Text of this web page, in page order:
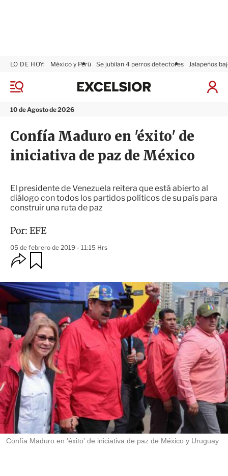
M
n
10 de Agosto de 2026
LO DE HOY: México y Perú Se jubilan 4 perros detectores Jalapeños
I
ó
x
i
o
r
Confía Maduro en 'éxito' de
iniciativa de paz de México
El presidente de Venezuela reitera que está abierto al
diálogo con todos los partidos políticos de su país para
construir una ruta de paz
Por: EFE
05 de febrero de 2019 - 11:15 Hrs
O
p
i
o
n
e
s
d
e
c
o
m
p
a
r
t
i
r
r
d
a
r
Confía Maduro en 'éxito' de iniciativa de paz de México y Uruguay